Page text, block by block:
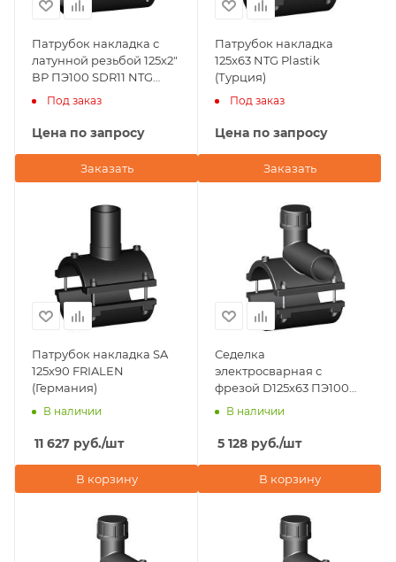
Патрубок накладка с
латунной резьбой 125х2"
ВР ПЭ100 SDR11 NTG
Plastik
Под заказ
Цена по запросу
Заказать
Патрубок накладка
125x63 NTG Plastik
(Турция)
Под заказ
Цена по запросу
Заказать
Патрубок накладка SA
125х90 FRIALEN
(Германия)
В наличии
11 627 руб./шт
В корзину
Седелка
электросварная с
фрезой D125х63 ПЭ100
SDR 11 Eurostandard
В наличии
5 128 руб./шт
В корзину